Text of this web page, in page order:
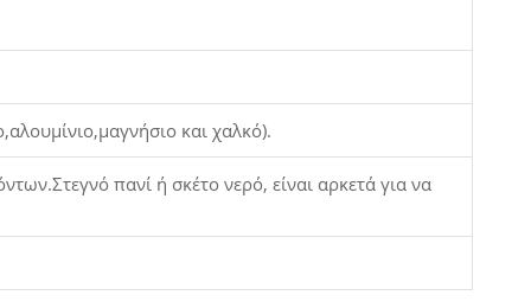
και χαλκό).
πανί ή σκέτο νερό, είναι αρκετά για να